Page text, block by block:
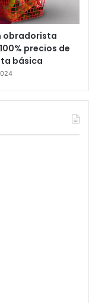
obradorista
precios de
básica